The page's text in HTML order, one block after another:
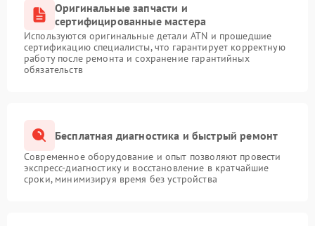
Оригинальные запчасти и
сертифицированные мастера
Используются оригинальные детали ATN и прошедшие
сертификацию специалисты, что гарантирует корректную
работу после ремонта и сохранение гарантийных
обязательств
Бесплатная диагностика и быстрый ремонт
Современное оборудование и опыт позволяют провести
экспресс-диагностику и восстановление в кратчайшие
сроки, минимизируя время без устройства